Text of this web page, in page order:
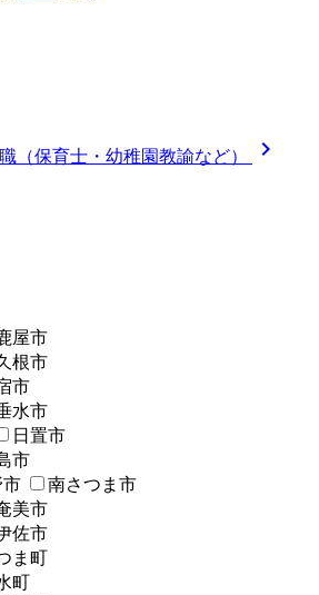
（保育士・幼稚園教諭など） 
屋市
根市
市
水市
日置市
市
市
南さつま市
美市
佐市
ま町
町